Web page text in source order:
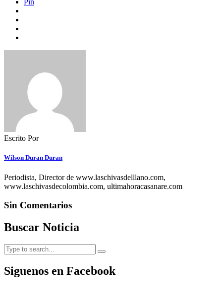
Pin
Escrito Por
Wilson Duran Duran
Periodista, Director de www.laschivasdelllano.com,
www.laschivasdecolombia.com, ultimahoracasanare.com
Sin Comentarios
Buscar Noticia
Siguenos en Facebook